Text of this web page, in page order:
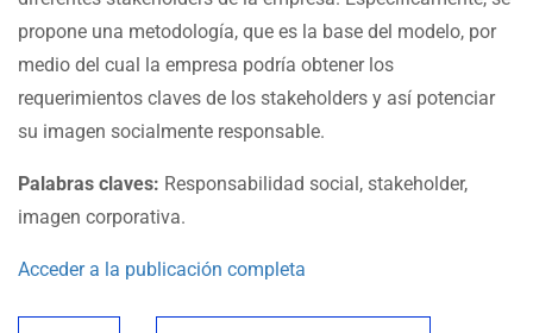
propone una metodología, que es la base del modelo, por
medio del cual la empresa podría obtener los
requerimientos claves de los stakeholders y así potenciar
su imagen socialmente responsable.
Palabras claves: Responsabilidad social, stakeholder,
imagen corporativa.
Acceder a la publicación completa